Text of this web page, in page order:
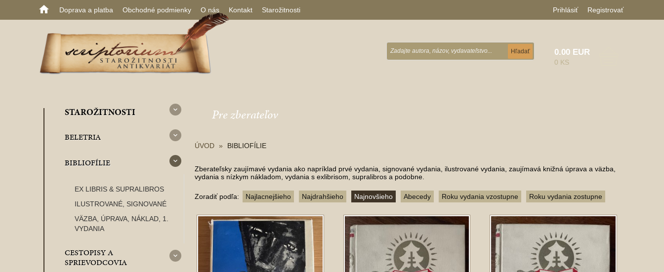
Doprava a platba Obchodné podmienky O nás Kontakt Starožitnosti Prihlásiť Registrovať
0.00 EUR
0 KS
Hľadať
BELETRIA
BIBLIOFÍLIE
EX LIBRIS & SUPRALIBROS
ILUSTROVANÉ, SIGNOVANÉ
VÄZBA, ÚPRAVA, NÁKLAD, 1.
VYDANIA
CESTOPISY A
SPRIEVODCOVIA
STAROŽITNOSTI Pre zberateľov
ÚVOD BIBLIOFÍLIE
Zberateľsky zaujímavé vydania ako napríklad prvé vydania, signované vydania, ilustrované vydania, zaujímavá knižná úprava a väzba,
vydania s nízkym nákladom, vydania s exlibrisom, supralibros a podobne.
Zoradiť podľa: Najlacnejšieho Najdrahšieho Najnovšieho Abecedy Roku vydania vzostupne Roku vydania zostupne